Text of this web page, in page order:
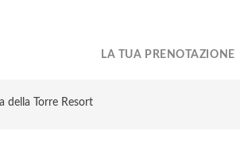
LA TUA PRENOTAZIONE
della Torre Resort